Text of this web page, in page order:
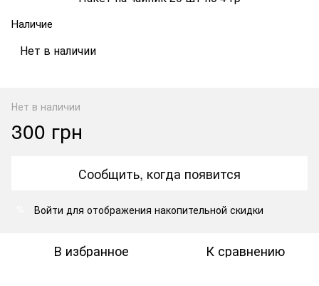
Наличие
Нет в наличии
Нет в наличии
300 грн
Сообщить, когда появится
Войти для отображения накопительной скидки
В избранное К сравнению